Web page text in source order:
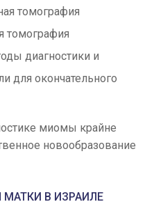
томография
томография
диагностики и
для окончательного
миомы крайне
новообразование
В ИЗРАИЛЕ